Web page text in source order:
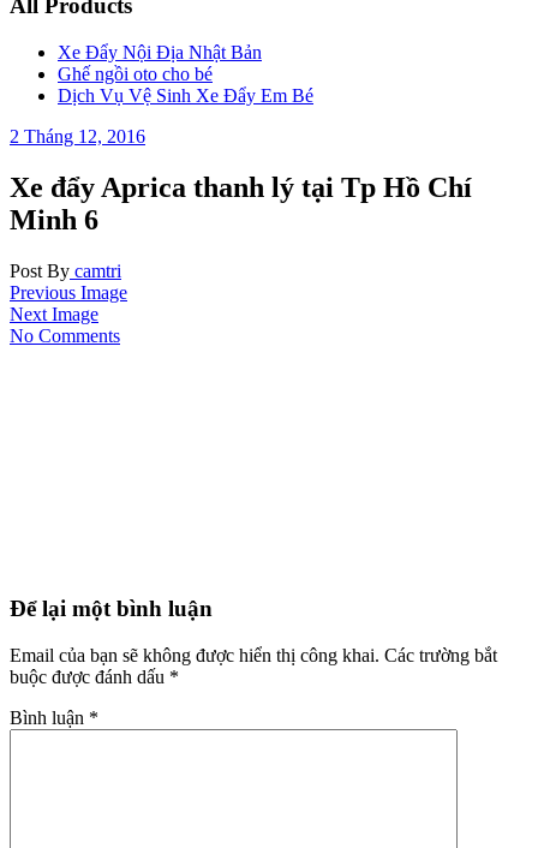
All Products
Xe Đẩy Nội Địa Nhật Bản
Ghế ngồi oto cho bé
Dịch Vụ Vệ Sinh Xe Đẩy Em Bé
2 Tháng 12, 2016
Xe đẩy Aprica thanh lý tại Tp Hồ Chí
Minh 6
Post By camtri
Previous Image
Next Image
No Comments
Để lại một bình luận
Email của bạn sẽ không được hiển thị công khai. Các trường bắt
buộc được đánh dấu *
Bình luận *